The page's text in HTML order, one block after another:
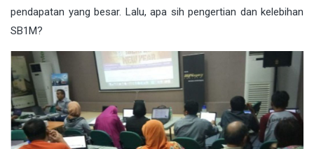
pendapatan yang besar. Lalu, apa sih pengertian dan kelebihan
SB1M?